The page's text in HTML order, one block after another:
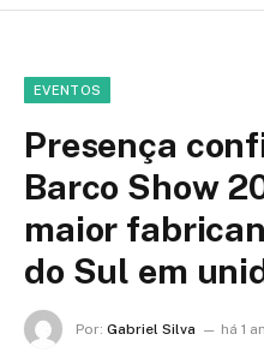
EVENTOS
Presença
Barco Show
maior
do Sul em
Por: Gabriel Silva
há 1